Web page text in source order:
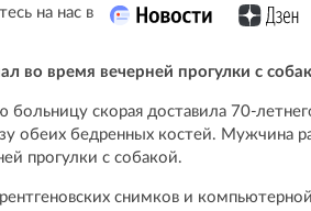
на нас в
во время вечерней прогулки с
больницу скорая доставила 70-
обеих бедренных костей. Мужчина
прогулки с собакой.
снимков и